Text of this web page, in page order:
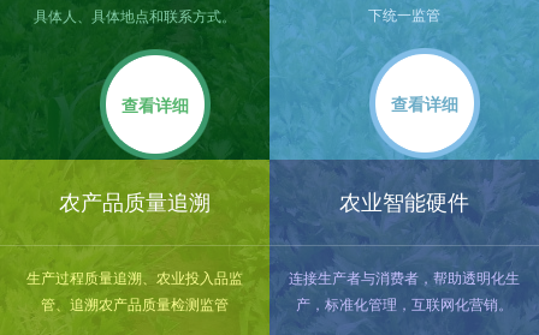
具体人、具体地点和联系方式。
查看详细
下统一监管
查看详细
农产品质量追溯
生产过程质量追溯、农业投入品监
管、追溯农产品质量检测监管
农业智能硬件
连接生产者与消费者，帮助透明化生
产，标准化管理，互联网化营销。